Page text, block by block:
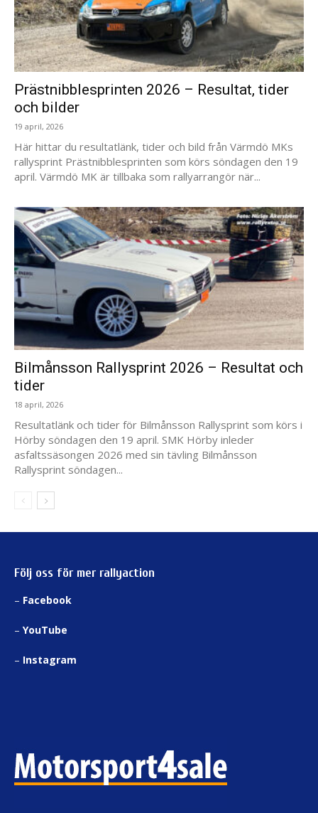
Prästnibblesprinten 2026 – Resultat, tider
och bilder
19 april, 2026
Här hittar du resultatlänk, tider och bild från Värmdö MKs
rallysprint Prästnibblesprinten som körs söndagen den 19
april. Värmdö MK är tillbaka som rallyarrangör när...
Bilmånsson Rallysprint 2026 – Resultat och
tider
18 april, 2026
Resultatlänk och tider för Bilmånsson Rallysprint som körs i
Hörby söndagen den 19 april. SMK Hörby inleder
asfaltssäsongen 2026 med sin tävling Bilmånsson
Rallysprint söndagen...
Följ oss för mer rallyaction
– Facebook
– YouTube
– Instagram